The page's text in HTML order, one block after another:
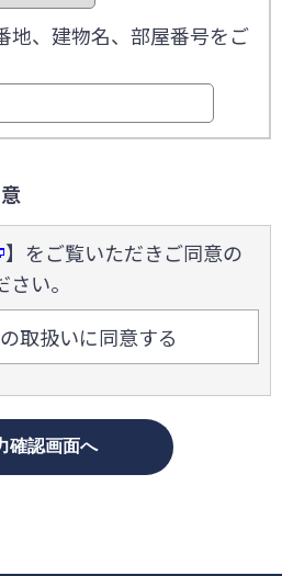
地、建物名、部屋番号をご
】をご覧いただきご同意の
い。
取扱いに同意する
確認画面へ